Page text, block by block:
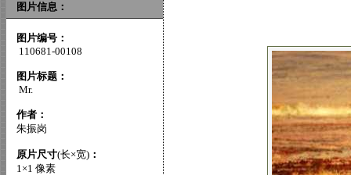
图片信息：
图片编号：
110681-00108
图片标题：
Mr.
作者：
朱振岗
原片尺寸(长×宽) ：
1×1 像素